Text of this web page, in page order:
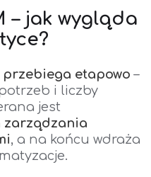
– jak wygląda
przebiega etapowo –
i liczby
jest
zarządzania
, a na końcu wdraża